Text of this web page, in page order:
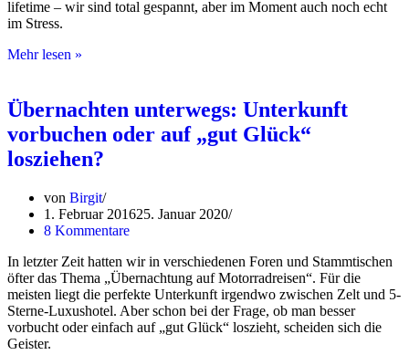
lifetime – wir sind total gespannt, aber im Moment auch noch echt
im Stress.
Mehr lesen »
–
Nepal,
wir
kommen
Übernachten unterwegs: Unterkunft
vorbuchen oder auf „gut Glück“
losziehen?
von Birgit
1. Februar 201625. Januar 2020
8 Kommentare
In letzter Zeit hatten wir in verschiedenen Foren und Stammtischen
öfter das Thema „Übernachtung auf Motorradreisen“. Für die
meisten liegt die perfekte Unterkunft irgendwo zwischen Zelt und 5-
Sterne-Luxushotel. Aber schon bei der Frage, ob man besser
vorbucht oder einfach auf „gut Glück“ loszieht, scheiden sich die
Geister.